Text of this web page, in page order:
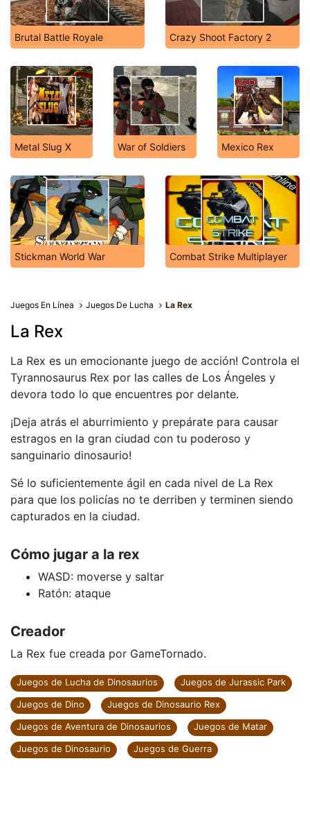
Brutal Battle Royale Crazy Shoot Factory 2
Metal Slug X War of Soldiers Mexico Rex
Stickman World War Combat Strike Multiplayer
Juegos En Línea Juegos De Lucha La Rex
La Rex
La Rex es un emocionante juego de acción! Controla el
Tyrannosaurus Rex por las calles de Los Ángeles y
devora todo lo que encuentres por delante.
¡Deja atrás el aburrimiento y prepárate para causar
estragos en la gran ciudad con tu poderoso y
sanguinario dinosaurio!
Sé lo suficientemente ágil en cada nivel de La Rex
para que los policías no te derriben y terminen siendo
capturados en la ciudad.
Cómo jugar a la rex
WASD: moverse y saltar
Ratón: ataque
Creador
La Rex fue creada por GameTornado.
Juegos de Lucha de Dinosaurios
Juegos de Jurassic Park
Juegos de Dino
Juegos de Dinosaurio Rex
Juegos de Aventura de Dinosaurios
Juegos de Matar
Juegos de Dinosaurio
Juegos de Guerra